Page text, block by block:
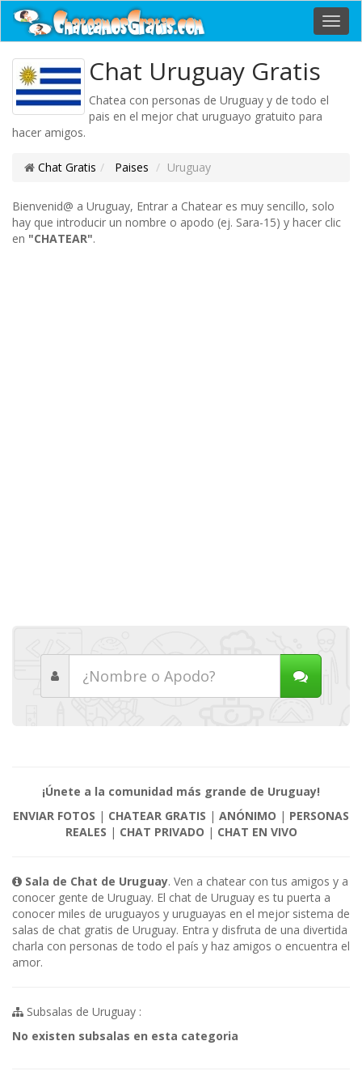
Chat Uruguay Gratis
Chatea con personas de Uruguay y de todo el
pais en el mejor chat uruguayo gratuito para
hacer amigos.
Chat Gratis Paises Uruguay
Bienvenid@ a Uruguay, Entrar a Chatear es muy sencillo, solo
hay que introducir un nombre o apodo (ej. Sara-15) y hacer clic
en "CHATEAR".
¡Únete a la comunidad más grande de Uruguay!
ENVIAR FOTOS | CHATEAR GRATIS | ANÓNIMO | PERSONAS
REALES | CHAT PRIVADO | CHAT EN VIVO
Sala de Chat de Uruguay. Ven a chatear con tus amigos y a
conocer gente de Uruguay. El chat de Uruguay es tu puerta a
conocer miles de uruguayos y uruguayas en el mejor sistema de
salas de chat gratis de Uruguay. Entra y disfruta de una divertida
charla con personas de todo el país y haz amigos o encuentra el
amor.
Subsalas de Uruguay :
No existen subsalas en esta categoria